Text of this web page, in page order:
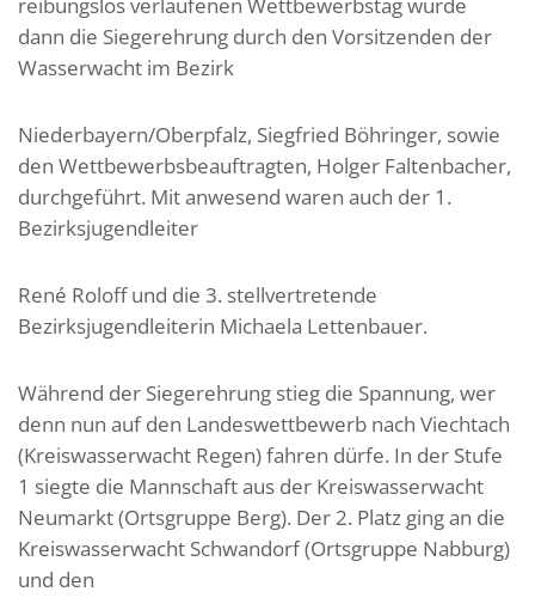
dann die Siegerehrung durch den Vorsitzenden der
Wasserwacht im Bezirk
Niederbayern/Oberpfalz, Siegfried Böhringer, sowie
den Wettbewerbsbeauftragten, Holger Faltenbacher,
durchgeführt. Mit anwesend waren auch der 1.
Bezirksjugendleiter
René Roloff und die 3. stellvertretende
Bezirksjugendleiterin Michaela Lettenbauer.
Während der Siegerehrung stieg die Spannung, wer
denn nun auf den Landeswettbewerb nach Viechtach
(Kreiswasserwacht Regen) fahren dürfe. In der Stufe
1 siegte die Mannschaft aus der Kreiswasserwacht
Neumarkt (Ortsgruppe Berg). Der 2. Platz ging an die
Kreiswasserwacht Schwandorf (Ortsgruppe Nabburg)
und den